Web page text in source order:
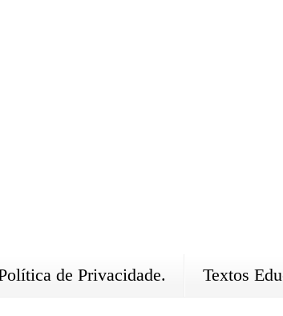
de Privacidade. Textos